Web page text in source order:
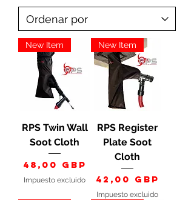
New Item
RPS Twin Wall
Soot Cloth
Precio
48,00 GBP
Impuesto excluido
New Item
RPS Register
Plate Soot
Cloth
Precio
42,00 GBP
Impuesto excluido